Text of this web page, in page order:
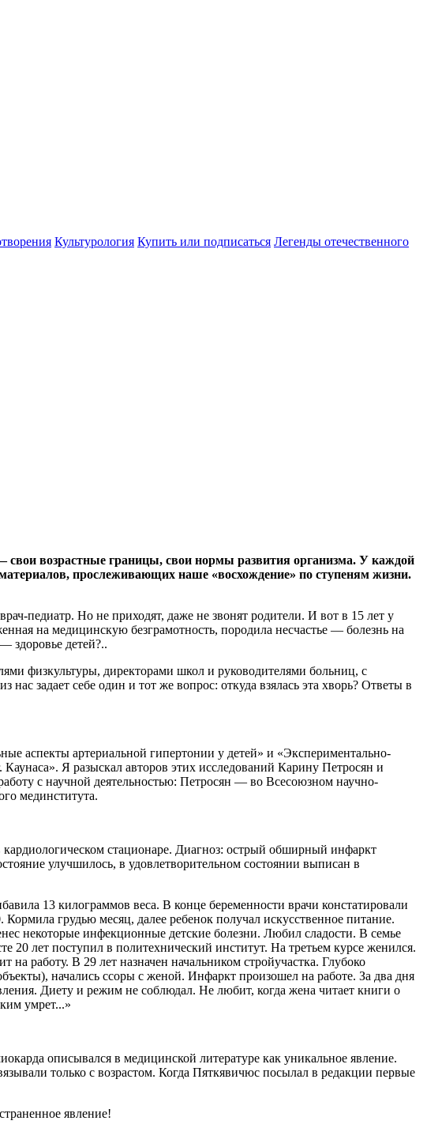
Культурология Купить или подписаться Легенды отечественного
возрастные границы, свои нормы развития организма. У каждой
прослеживающих наше «восхождение» по ступеням жизни.
педиатр. Но не приходят, даже не звонят родители. И вот в 15 лет у
на медицинскую безграмотность, породила несчастье — болезнь на
здоровье детей?..
физкультуры, директорами школ и руководителями больниц, с
задает себе один и тот же вопрос: откуда взялась эта хворь? Ответы в
аспекты артериальной гипертонии у детей» и «Экспериментально-
Я разыскал авторов этих исследований Карину Петросян и
с научной деятельностью: Петросян — во Всесоюзном научно-
мединститута.
стационаре. Диагноз: острый обширный инфаркт
улучшилось, в удовлетворительном состоянии выписан в
13 килограммов веса. В конце беременности врачи констатировали
грудью месяц, далее ребенок получал искусственное питание.
некоторые инфекционные детские болезни. Любил сладости. В семье
20 лет поступил в политехнический институт. На третьем курсе женился.
работу. В 29 лет назначен начальником стройучастка. Глубоко
начались ссоры с женой. Инфаркт произошел на работе. За два дня
Диету и режим не соблюдал. Не любит, когда жена читает книги о
умрет...»
описывался в медицинской литературе как уникальное явление.
только с возрастом. Когда Пяткявичюс посылал в редакции первые
явление!